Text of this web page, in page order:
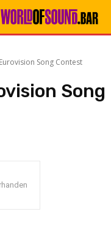
Eurovision Song Contest
Song